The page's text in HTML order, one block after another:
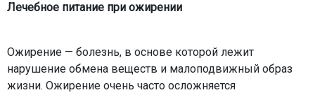
Лечебное питание при ожирении
Ожирение — болезнь, в основе которой лежит
нарушение обмена веществ и малоподвижный образ
жизни. Ожирение очень часто осложняется